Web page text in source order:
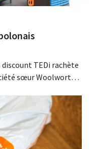
TEDi rachète
sœur Woolworth,
des ambitions de